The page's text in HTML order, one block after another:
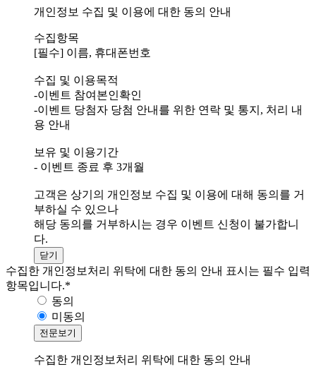
개인정보 수집 및 이용에 대한 동의 안내
수집항목
[필수] 이름, 휴대폰번호
수집 및 이용목적
-이벤트 참여본인확인
-이벤트 당첨자 당첨 안내를 위한 연락 및 통지, 처리 내
용 안내
보유 및 이용기간
- 이벤트 종료 후 3개월
고객은 상기의 개인정보 수집 및 이용에 대해 동의를 거
부하실 수 있으나
해당 동의를 거부하시는 경우 이벤트 신청이 불가합니
다.
닫기
수집한 개인정보처리 위탁에 대한 동의 안내 표시는 필수 입력
항목입니다.*
동의
미동의
전문보기
수집한 개인정보처리 위탁에 대한 동의 안내